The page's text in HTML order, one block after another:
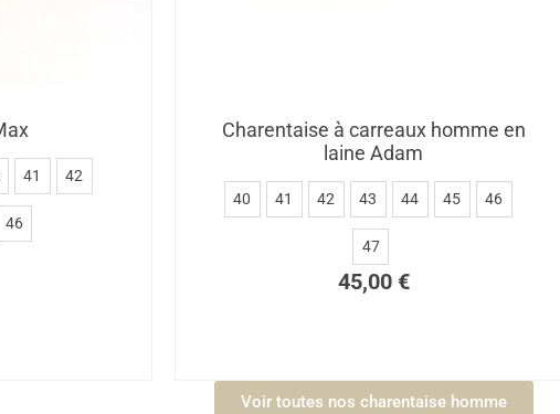
41 42
46
Charentaise à carreaux homme en
laine Adam
40 41 42 43 44 45 46
47
45,00 €
Voir toutes nos charentaise homme